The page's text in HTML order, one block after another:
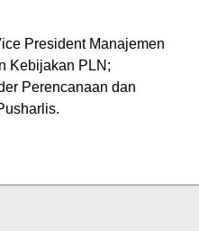
President Manajemen
Kebijakan PLN;
Perencanaan dan